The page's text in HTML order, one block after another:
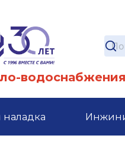
водоснабжения